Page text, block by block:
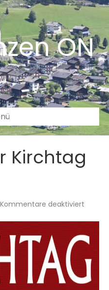
ON
Kirchtag
Kommentare deaktiviert
2013